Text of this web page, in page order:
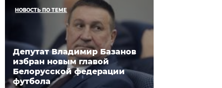
НОВОСТЬ ПО ТЕМЕ
Депутат Владимир Базанов
избран новым главой
Белорусской федерации
футбола